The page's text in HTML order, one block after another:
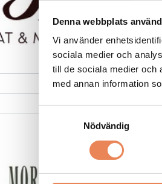
Denna webbplats
Vi använder
sociala medier och
till de sociala medier och
med annan information
Samtyckesval
Nödvändig